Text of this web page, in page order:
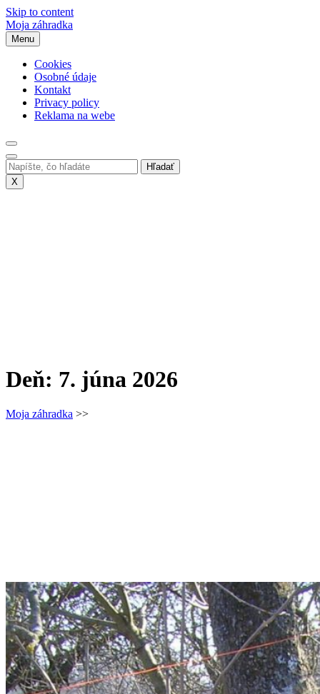
Skip to content
Moja záhradka
Menu
Cookies
Osobné údaje
Kontakt
Privacy policy
Reklama na webe
X
Deň: 7. júna 2026
Moja záhradka >>